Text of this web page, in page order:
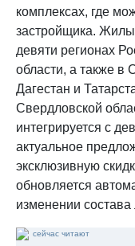
комплексах, где
застройщика.
девяти регионах
области, а также в
Дагестан и
Свердловской
интегрируется с
актуальное
эксклюзивную
обновляется
изменении
сейчас читают